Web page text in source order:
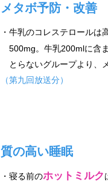
メタボ予防・改善
・牛乳のコレステロール
500mg。牛乳200mlに含
とらないグループより、
（第九回放送分）
質の高い睡眠
・寝る前のホットミルク